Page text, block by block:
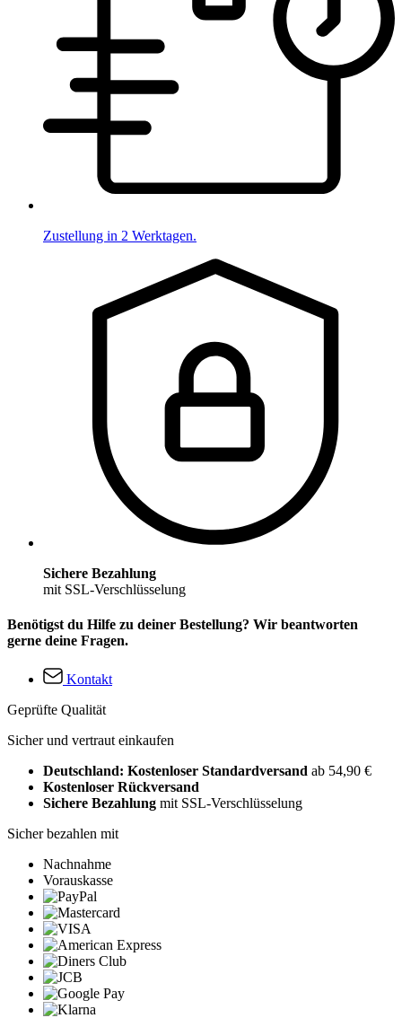
Zustellung in 2 Werktagen.
Sichere Bezahlung
mit SSL-Verschlüsselung
Benötigst du Hilfe zu deiner Bestellung? Wir beantworten
gerne deine Fragen.
Kontakt
Geprüfte Qualität
Sicher und vertraut einkaufen
Deutschland: Kostenloser Standardversand ab 54,90 €
Kostenloser Rückversand
Sichere Bezahlung mit SSL-Verschlüsselung
Sicher bezahlen mit
Nachnahme
Vorauskasse